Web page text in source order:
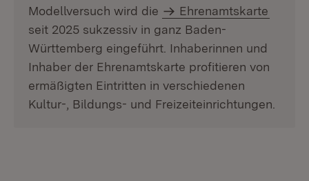
Modellversuch wird die
Ehrenamtskarte
seit 2025 sukzessiv in ganz Baden-
Württemberg eingeführt. Inhaberinnen und
Inhaber der Ehrenamtskarte profitieren von
ermäßigten Eintritten in verschiedenen
Kultur-, Bildungs- und Freizeiteinrichtungen.